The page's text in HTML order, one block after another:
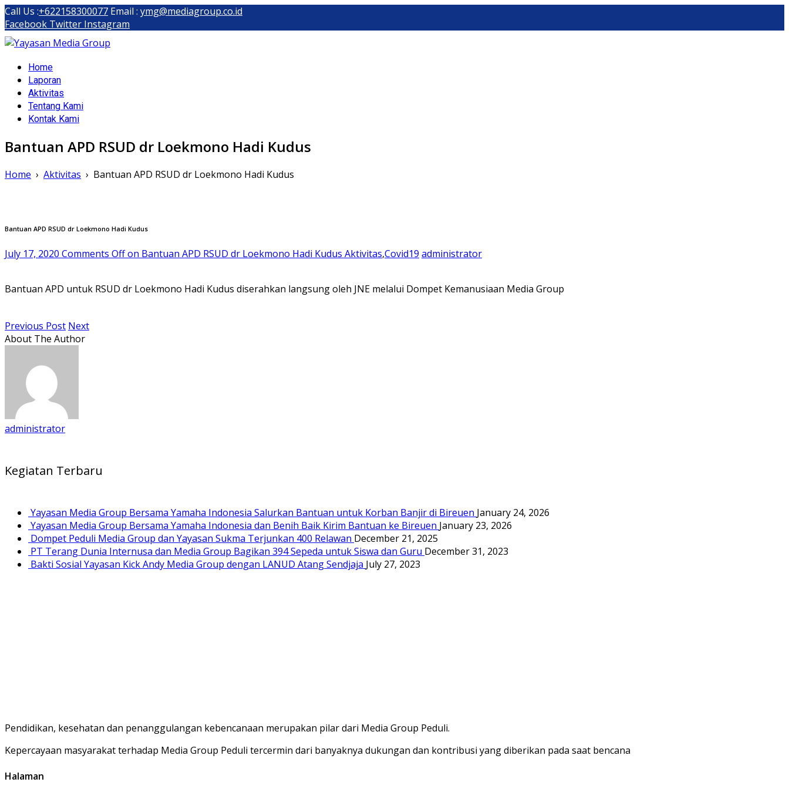
Call Us :+622158300077 Email : ymg@mediagroup.co.id
Facebook Twitter Instagram
Yayasan Media Group
Dompet Kemanusiaan Media Group Peduli
Home
Laporan
Aktivitas
Tentang Kami
Kontak Kami
Bantuan APD RSUD dr Loekmono Hadi Kudus
Home › Aktivitas › Bantuan APD RSUD dr Loekmono Hadi Kudus
Bantuan APD RSUD dr Loekmono Hadi Kudus
July 17, 2020 Comments Offon Bantuan APD RSUD dr Loekmono Hadi Kudus Aktivitas,Covid19 administrator
Bantuan APD untuk RSUD dr Loekmono Hadi Kudus diserahkan langsung oleh JNE melalui Dompet Kemanusiaan Media Group
Previous Post Next
About The Author
administrator
Kegiatan Terbaru
Yayasan Media Group Bersama Yamaha Indonesia Salurkan Bantuan untuk Korban Banjir di Bireuen January 24, 2026
Yayasan Media Group Bersama Yamaha Indonesia dan Benih Baik Kirim Bantuan ke Bireuen January 23, 2026
Dompet Peduli Media Group dan Yayasan Sukma Terjunkan 400 Relawan December 21, 2025
PT Terang Dunia Internusa dan Media Group Bagikan 394 Sepeda untuk Siswa dan Guru December 31, 2023
Bakti Sosial Yayasan Kick Andy Media Group dengan LANUD Atang Sendjaja July 27, 2023
Pendidikan, kesehatan dan penanggulangan kebencanaan merupakan pilar dari Media Group Peduli.
Kepercayaan masyarakat terhadap Media Group Peduli tercermin dari banyaknya dukungan dan kontribusi yang diberikan pada saat bencana
Halaman